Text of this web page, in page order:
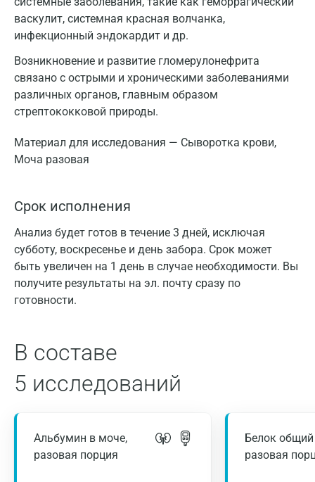
васкулит, системная красная волчанка,
инфекционный эндокардит и др.
Возникновение и развитие гломерулонефрита
связано с острыми и хроническими заболеваниями
различных органов, главным образом
стрептококковой природы.
Материал для исследования — Сыворотка крови,
Моча разовая
Срок исполнения
Анализ будет готов в течение 3 дней, исключая
субботу, воскресенье и день забора. Срок может
быть увеличен на 1 день в случае необходимости. Вы
получите результаты на эл. почту сразу по
готовности.
В составе
5 исследований
Альбумин в моче,
разовая порция
Белок
разовая